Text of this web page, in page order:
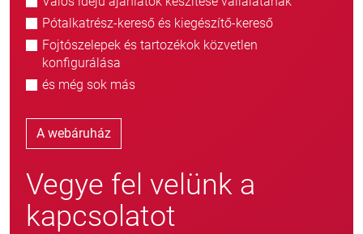
Pótalkatrész-kereső és kiegészítő-kereső
Fojtószelepek és tartozékok közvetlen
konfigurálása
és még sok más
A webáruház
Vegye fel velünk a
kapcsolatot